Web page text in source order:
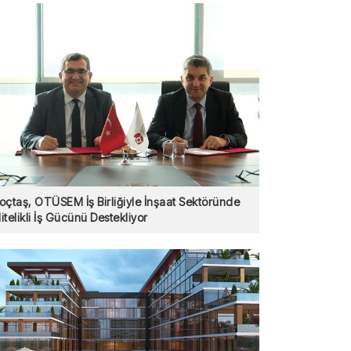
OTÜSEM İş Birliğiyle İnşaat Sektöründe
İş Gücünü Destekliyor